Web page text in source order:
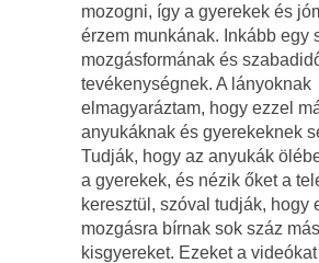
mozogni, így a gyerekek és
érzem munkának. Inkább egy
mozgásformának és
tevékenységnek. A lányoknak
elmagyaráztam, hogy ezzel
anyukáknak és gyerekeknek
Tudják, hogy az anyukák
a gyerekek, és nézik őket a
keresztül, szóval tudják, hogy
mozgásra bírnak sok száz más
kisgyereket. Ezeket a